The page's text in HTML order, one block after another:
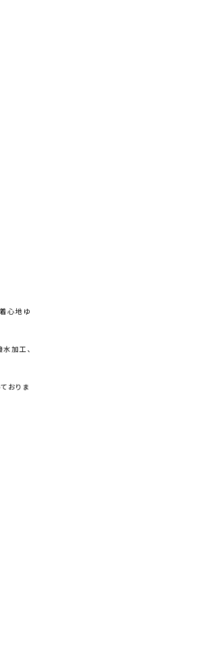
心地ゆ
加工、
おりま